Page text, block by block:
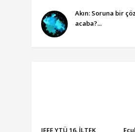
Akın: Soruna bir
acaba?...
IEEE YTÜ 16. İLTEK